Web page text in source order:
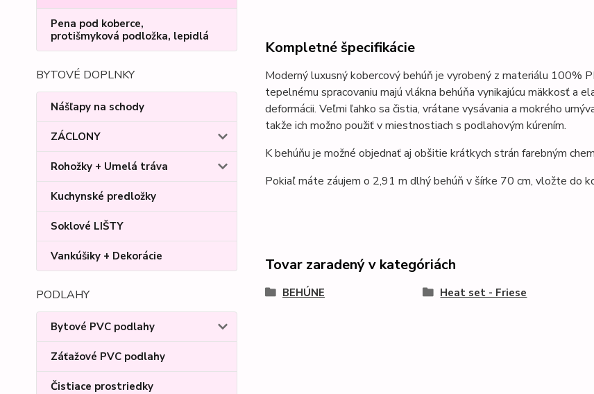
Pena pod koberce,
protišmyková podložka, lepidlá
BYTOVÉ DOPLNKY
Nášľapy na schody
ZÁCLONY
Rohožky + Umelá tráva
Kuchynské predložky
Soklové LIŠTY
Vankúšiky + Dekorácie
PODLAHY
Bytové PVC podlahy
Záťažové PVC podlahy
Čistiace prostriedky
Kompletné špecifikácie
Moderný luxusný kobercový behúň je vyrobený z materiálu 100%
tepelnému spracovaniu majú vlákna behúňa vynikajúcu mäkkosť a
deformácii. Veľmi ľahko sa čistia, vrátane vysávania a mokrého
takže ich možno použiť v miestnostiach s podlahovým kúrením.
K behúňu je možné objednať aj obšitie krátkych strán farebným
Pokiaľ máte záujem o 2,91 m dlhý behúň v šírke 70 cm, vložte do
Tovar zaradený v kategóriách
BEHÚNE Heat set - Friese